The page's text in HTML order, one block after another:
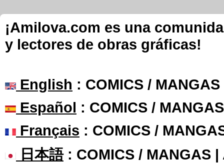
¡Amilova.com es una
y lectores de obras gráficas!
English : COMICS /
Español : COMICS /
Français : COMICS /
日本語: COMICS / MANGAS |